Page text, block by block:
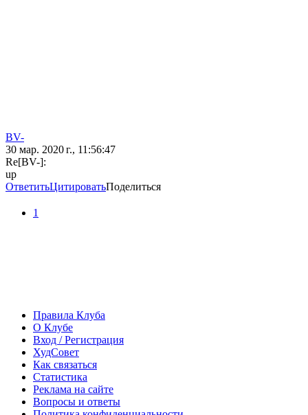
BV-
30 мар. 2020 г., 11:56:47
Re[BV-]:
up
ОтветитьЦитироватьПоделиться
1
Правила Клуба
О Клубе
Вход / Регистрация
ХудСовет
Как связаться
Статистика
Реклама на сайте
Вопросы и ответы